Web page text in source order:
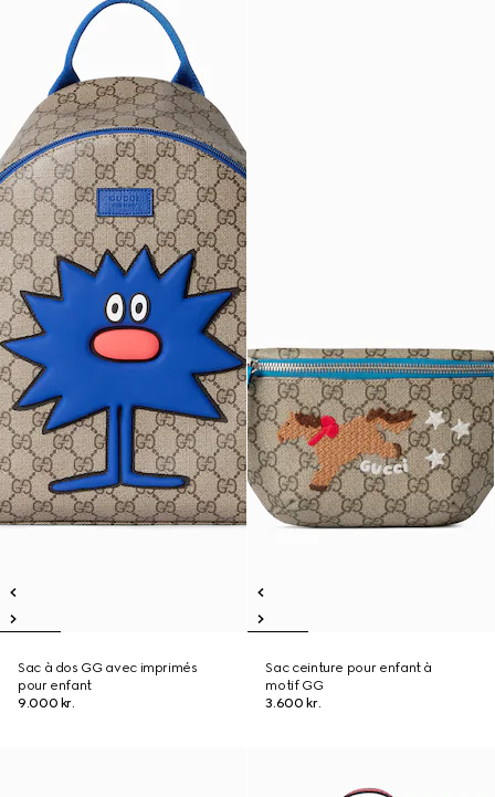
Sac à dos GG avec imprimés
pour enfant
9.000 kr.
Sac ceinture pour enfant à
motif GG
3.600 kr.